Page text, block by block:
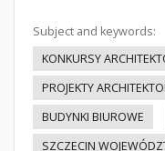
Subject and keywords:
KONKURSY
PROJEKTY
BUDYNKI BIUROWE
SZCZECIN